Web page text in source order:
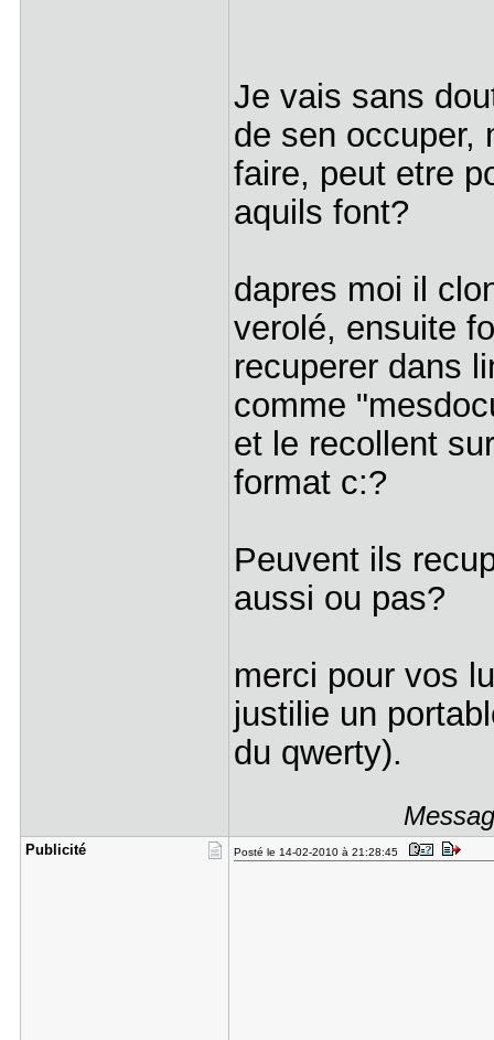
Je vais sans
de sen occuper,
faire, peut etre
aquils font?
dapres moi il
verolé, ensuite
recuperer dans
comme
et le recollent
format c:?
Peuvent ils
aussi ou pas?
merci pour vos
justilie un
du qwerty).
Publicité Posté le 14-02-2010 à 21:28:45